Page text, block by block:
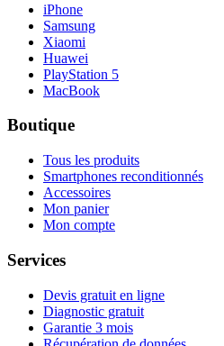
iPhone
Samsung
Xiaomi
Huawei
PlayStation 5
MacBook
Boutique
Tous les produits
Smartphones reconditionnés
Accessoires
Mon panier
Mon compte
Services
Devis gratuit en ligne
Diagnostic gratuit
Garantie 3 mois